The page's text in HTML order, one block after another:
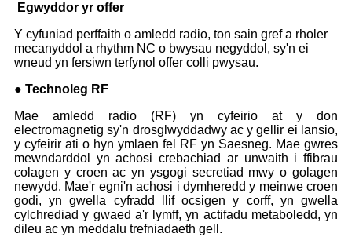
Egwyddor yr offer
Y cyfuniad perffaith o amledd radio, ton sain gref a rholer
mecanyddol a rhythm NC o bwysau negyddol, sy'n ei
wneud yn fersiwn terfynol offer colli pwysau.
● Technoleg RF
Mae amledd radio (RF) yn cyfeirio at y don
electromagnetig sy'n drosglwyddadwy ac y gellir ei lansio,
y cyfeirir ati o hyn ymlaen fel RF yn Saesneg. Mae gwres
mewndarddol yn achosi crebachiad ar unwaith i ffibrau
colagen y croen ac yn ysgogi secretiad mwy o golagen
newydd. Mae'r egni'n achosi i dymheredd y meinwe croen
godi, yn gwella cyfradd llif ocsigen y corff, yn gwella
cylchrediad y gwaed a'r lymff, yn actifadu metaboledd, yn
dileu ac yn meddalu trefniadaeth gell.